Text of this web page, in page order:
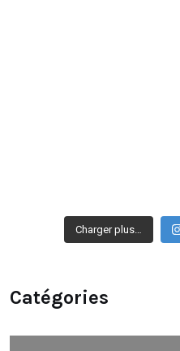
Charger plus…
Catégories